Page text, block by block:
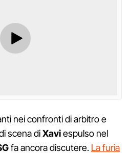
nei confronti di arbitro e
scena diXaviespulso nel
fa ancora discutere. La furia